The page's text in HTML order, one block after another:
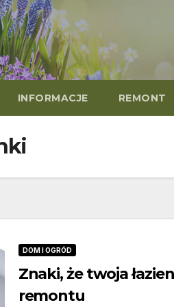
INFORMACJE REMONT
DOM I OGRÓD
Znaki, że twoja
remontu